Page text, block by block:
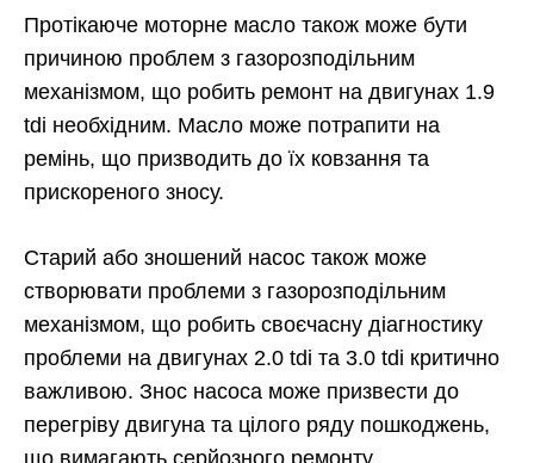
Протікаюче моторне масло також може бути
причиною проблем з газорозподільним
механізмом, що робить ремонт на двигунах 1.9
tdi необхідним. Масло може потрапити на
ремінь, що призводить до їх ковзання та
прискореного зносу.
Старий або зношений насос також може
створювати проблеми з газорозподільним
механізмом, що робить своєчасну діагностику
проблеми на двигунах 2.0 tdi та 3.0 tdi критично
важливою. Знос насоса може призвести до
перегріву двигуна та цілого ряду пошкоджень,